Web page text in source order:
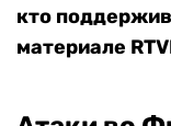
кто
материале